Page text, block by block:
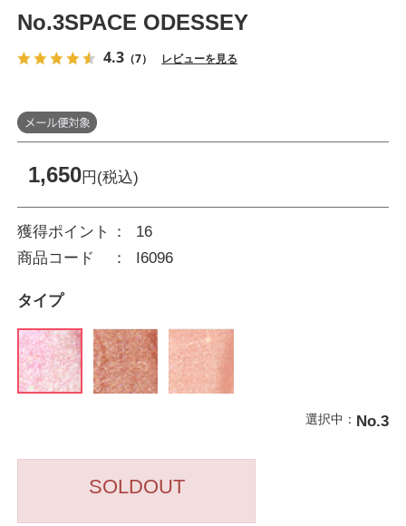
No.3SPACE ODESSEY
4.3 （7） レビューを見る
1,650円(税込)
獲得ポイント
16
商品コード
I6096
タイプ
選択中： No.3
SOLDOUT